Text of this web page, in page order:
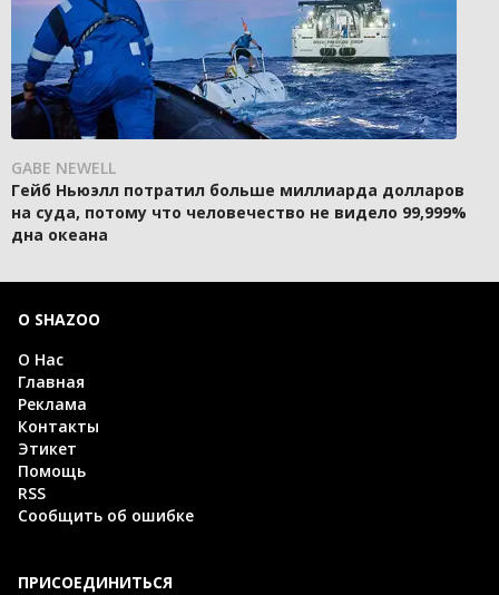
GABE NEWELL
Гейб Ньюэлл потратил больше миллиарда долларов
на суда, потому что человечество не видело 99,999%
дна океана
О SHAZOO
О Нас
Главная
Реклама
Контакты
Этикет
Помощь
RSS
Сообщить об ошибке
ПРИСОЕДИНИТЬСЯ